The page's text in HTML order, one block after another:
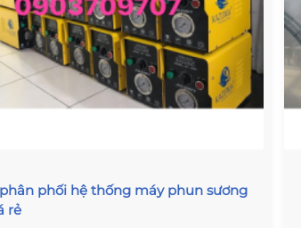
phối hệ thống máy phun sương
rẻ